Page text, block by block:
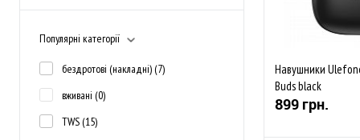
Популярні категорії
бездротові (накладні) (7)
вживані (0)
TWS (15)
Навушники
Buds black
899 грн.